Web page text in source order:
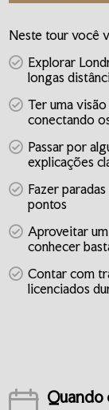
Neste tour você
Explorar
longas
Ter uma
conectando
Passar por
explicações
Fazer
pontos
Aproveitar
conhecer
Contar com
licenciados
Quando